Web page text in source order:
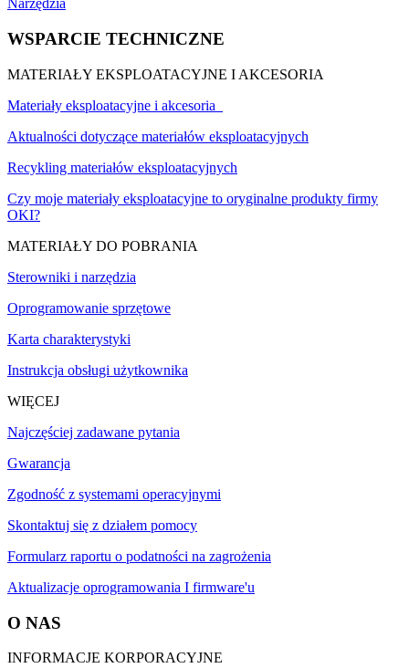
Narzędzia
WSPARCIE TECHNICZNE
MATERIAŁY EKSPLOATACYJNE I AKCESORIA
Materiały eksploatacyjne i akcesoria
Aktualności dotyczące materiałów eksploatacyjnych
Recykling materiałów eksploatacyjnych
Czy moje materiały eksploatacyjne to oryginalne produkty firmy
OKI?
MATERIAŁY DO POBRANIA
Sterowniki i narzędzia
Oprogramowanie sprzętowe
Karta charakterystyki
Instrukcja obsługi użytkownika
WIĘCEJ
Najczęściej zadawane pytania
Gwarancja
Zgodność z systemami operacyjnymi
Skontaktuj się z działem pomocy
Formularz raportu o podatności na zagrożenia
Aktualizacje oprogramowania I firmware'u
O NAS
INFORMACJE KORPORACYJNE